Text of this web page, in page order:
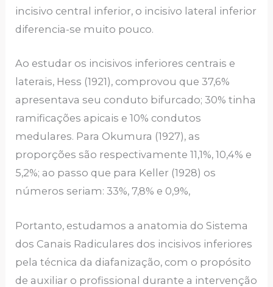
incisivo central inferior, o incisivo lateral inferior
diferencia-se muito pouco.
Ao estudar os incisivos inferiores centrais e
laterais, Hess (1921), comprovou que 37,6%
apresentava seu conduto bifurcado; 30% tinha
ramificações apicais e 10% condutos
medulares. Para Okumura (1927), as
proporções são respectivamente 11,1%, 10,4% e
5,2%; ao passo que para Keller (1928) os
números seriam: 33%, 7,8% e 0,9%,
Portanto, estudamos a anatomia do Sistema
dos Canais Radiculares dos incisivos inferiores
pela técnica da diafanização, com o propósito
de auxiliar o profissional durante a intervenção